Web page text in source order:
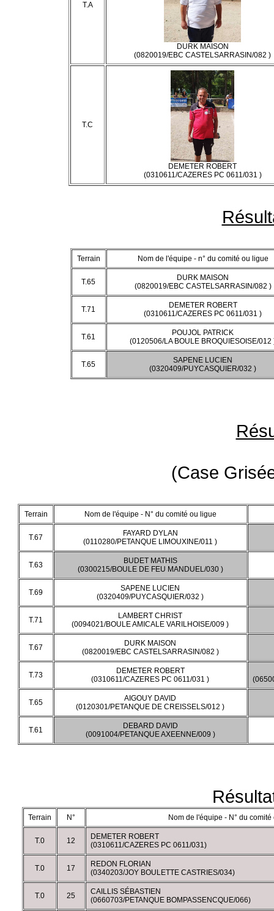
T.A
DURK MAISON
(0820019/EBC CASTELSARRASIN/082 )
T.C
DEMETER ROBERT
(0310611/CAZERES PC 0611/031 )
Terrain Nom de l'équipe - n° du comité ou ligue
T.65
DURK MAISON
(0820019/EBC CASTELSARRASIN/082 )
T.71
DEMETER ROBERT
(0310611/CAZERES PC 0611/031 )
T.61
POUJOL PATRICK
(0120506/LA BOULE BROQUIESOISE/012
T.65
SAPENE LUCIEN
(0320409/PUYCASQUIER/032 )
(Case
Terrain Nom de l'équipe - N° du comité ou ligue
T.67
FAYARD DYLAN
(0110280/PETANQUE LIMOUXINE/011 )
T.63
BUDET MATHIS
(0300215/BOULE DE FEU MANDUEL/030 )
T.69
SAPENE LUCIEN
(0320409/PUYCASQUIER/032 )
T.71
LAMBERT CHRIST
(0094021/BOULE AMICALE VARILHOISE/009 )
T.67
DURK MAISON
(0820019/EBC CASTELSARRASIN/082 )
T.73
DEMETER ROBERT
(0310611/CAZERES PC 0611/031 )
T.65
AIGOUY DAVID
(0120301/PETANQUE DE CREISSELS/012 )
T.61
DEBARD DAVID
(0091004/PETANQUE AXEENNE/009 )
Terrain N° Nom de l'équipe - N° du comité
T.0 12
DEMETER ROBERT
(0310611/CAZERES PC 0611/031)
T.0 17
REDON FLORIAN
(0340203/JOY BOULETTE CASTRIES/034)
T.0 25
CAILLIS SÉBASTIEN
(0660703/PETANQUE BOMPASSENCQUE/066)